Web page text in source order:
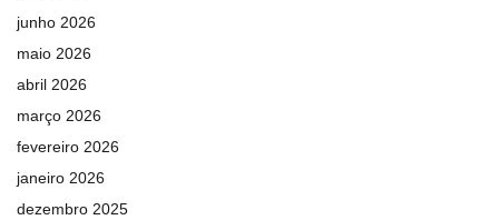
junho 2026
maio 2026
abril 2026
março 2026
fevereiro 2026
janeiro 2026
dezembro 2025